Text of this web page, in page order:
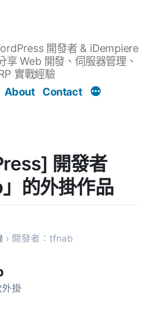
開發者 & iDempiere
享 Web 開發、伺服器管理、
實戰經驗
About Contact
開發者
」的外掛作品
› 開發者：tfnab
掛